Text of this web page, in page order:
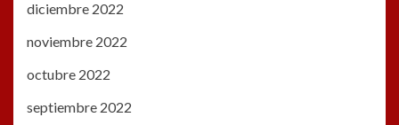
diciembre 2022
noviembre 2022
octubre 2022
septiembre 2022